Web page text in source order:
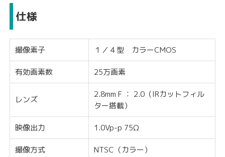
仕様
撮像素子 １／４型 カラーCMOS
有効画素数 25万画素
レンズ
2.8mm F ： 2.0（IRカットフィル
ター搭載）
映像出力 1.0Vp-p 75Ω
撮像方式 NTSC（カラー）